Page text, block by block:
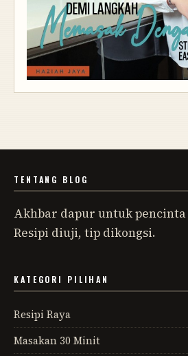
TENTANG BLOG
Akhbar dapur untuk pencinta
Resipi diuji, tip dikongsi.
KATEGORI PILIHAN
Resipi Raya
Masakan 30 Minit